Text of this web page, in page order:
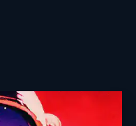
フレデリック・レデブール
ニック・ベル